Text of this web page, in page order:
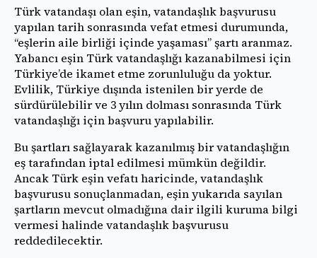
Türk vatandaşı olan eşin, vatandaşlık başvurusu
yapılan tarih sonrasında vefat etmesi durumunda,
“eşlerin aile birliği içinde yaşaması” şartı aranmaz.
Yabancı eşin Türk vatandaşlığı kazanabilmesi için
Türkiye’de ikamet etme zorunluluğu da yoktur.
Evlilik, Türkiye dışında istenilen bir yerde de
sürdürülebilir ve 3 yılın dolması sonrasında Türk
vatandaşlığı için başvuru yapılabilir.
Bu şartları sağlayarak kazanılmış bir vatandaşlığın
eş tarafından iptal edilmesi mümkün değildir.
Ancak Türk eşin vefatı haricinde, vatandaşlık
başvurusu sonuçlanmadan, eşin yukarıda sayılan
şartların mevcut olmadığına dair ilgili kuruma bilgi
vermesi halinde vatandaşlık başvurusu
reddedilecektir.